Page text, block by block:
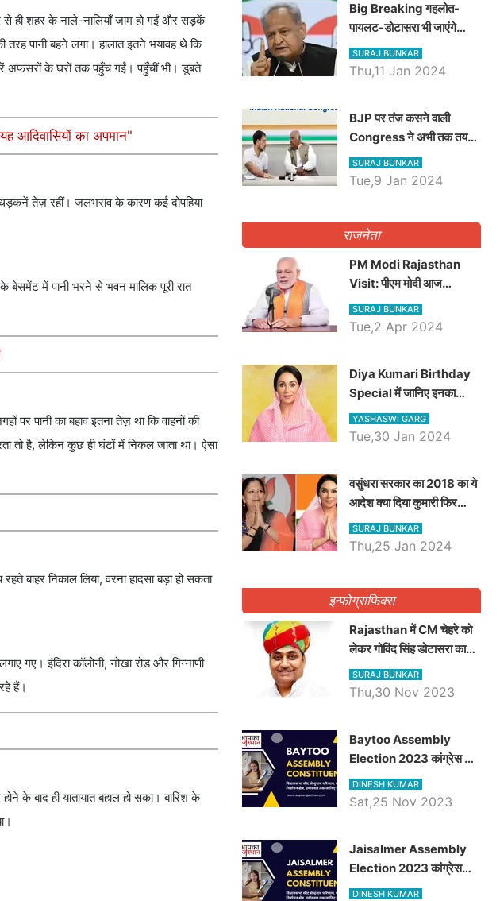
से ही शहर के नाले-नालियाँ जाम हो गईं और सड़कें
पानी बहने लगा। हालात इतने भयावह थे कि
अफसरों के घरों तक पहुँच गईं। पहुँचीं भी। डूबते
आदिवासियों का अपमान"
तेज़ रहीं। जलभराव के कारण कई दोपहिया
के बेसमेंट में पानी भरने से भवन मालिक पूरी रात
पर पानी का बहाव इतना तेज़ था कि वाहनों की
तो है, लेकिन कुछ ही घंटों में निकल जाता था। ऐसा
बाहर निकाल लिया, वरना हादसा बड़ा हो सकता
गए। इंदिरा कॉलोनी, नोखा रोड और गिन्नाणी
हैं।
के बाद ही यातायात बहाल हो सका। बारिश के
Big Breaking गहलोत-
पायलट-डोटासरा भी जाएंगे
अयोध्या, करेंगे रामलला के दर्शन
SURAJ BUNKAR
Thu,11 Jan 2024
BJP पर तंज कसने वाली
Congress ने अभी तक तय
नहीं किया नेता प्रतिपक्ष, जानें
कौन होगा दावेदार
SURAJ BUNKAR
Tue,9 Jan 2024
राजनेता
PM Modi Rajasthan
Visit: पीएम मोदी आज
राजस्थान में कोटपूतली में करेंगे
विशाल रैली, एक सभा से 8 सीटों
SURAJ BUNKAR
Tue,2 Apr 2024
Diya Kumari Birthday
Special में जानिए इनका
राजकुमारी से राजस्थान की
डिप्टी सीएम बनने तक का सफर,
YASHASWI GARG
Tue,30 Jan 2024
वसुंधरा सरकार का 2018 का ये
आदेश क्या दिया कुमारी फिर
करेंगी लागू? कांग्रेस सरकार ने
किया था निरस्त
SURAJ BUNKAR
Thu,25 Jan 2024
इन्फोग्राफिक्स
Rajasthan में CM चेहरे को
लेकर गोविंद सिंह डोटासरा का
बड़ा बयान आया सामने, जानें
विचार
SURAJ BUNKAR
Thu,30 Nov 2023
Baytoo Assembly
Election 2023 कांग्रेस से
हरीश चौधरी तो बालाराम मुंड होंगे
भाजपा उम्मीदवार, जानिये बायतू
DINESH KUMAR
Sat,25 Nov 2023
​​​​​​​Jaisalmer Assembly
Election 2023 कांग्रेस
रूपा राम मेघवाल तो छोटु सिंह
DINESH KUMAR